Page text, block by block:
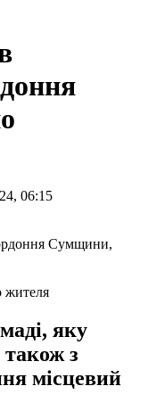
06:15
жителя
яку
також з
місцевий